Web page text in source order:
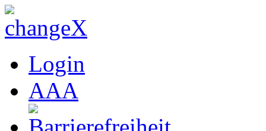
Login
AAA